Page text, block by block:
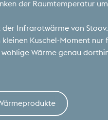
der Raumtemperatur um
Infrarotwärme von
Kuschel-Moment nur
Wärme genau